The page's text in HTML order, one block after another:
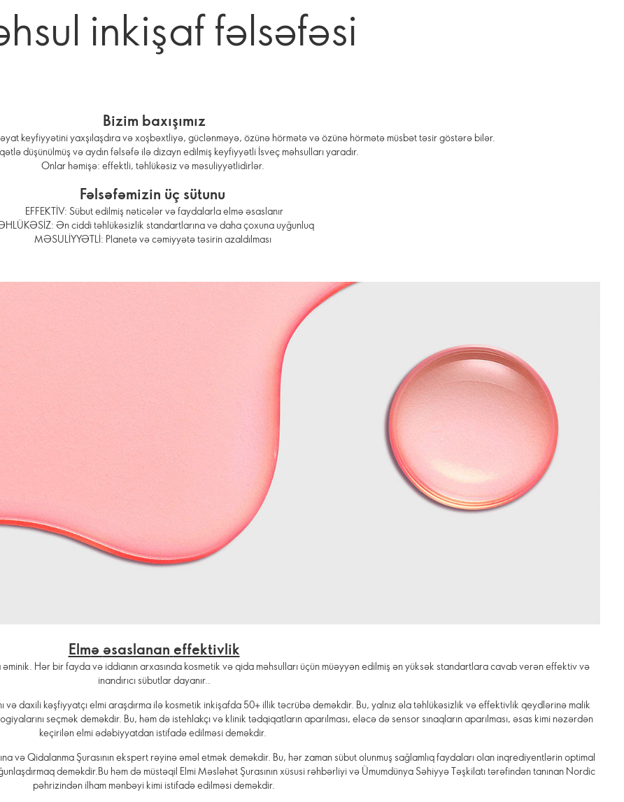
inkişaf fəlsəfəsi
Bizim baxışımız
keyfiyyətini yaxşılaşdıra və xoşbəxtliyə, güclənməyə, özünə hörmətə və özünə hörmətə müsbət təsir göstərə bilər.
düşünülmüş və aydın fəlsəfə ilə dizayn edilmiş keyfiyyətli İsveç məhsulları yaradır.
Onlar həmişə: effektli, təhlükəsiz və məsuliyyətlidirlər.
Fəlsəfəmizin üç sütunu
EFFEKTİV: Sübut edilmiş nəticələr və faydalarla elmə əsaslanır
Ən ciddi təhlükəsizlik standartlarına və daha çoxuna uyğunluq
MƏSULİYYƏTLİ: Planetə və cəmiyyətə təsirin azaldılması
Elmə əsaslanan effektivlik
əminik. Hər bir fayda və iddianın arxasında kosmetik və qida məhsulları üçün müəyyən edilmiş ən yüksək standartlara cavab verən effektiv və
inandırıcı sübutlar dayanır..
daxili kəşfiyyatçı elmi araşdırma ilə kosmetik inkişafda 50+ illik təcrübə deməkdir. Bu, yalnız əla təhlükəsizlik və effektivlik qeydlərinə malik
seçmək deməkdir. Bu, həm də istehlakçı və klinik tədqiqatların aparılması, eləcə də sensor sınaqların aparılması, əsas kimi nəzərdən
keçirilən elmi ədəbiyyatdan istifadə edilməsi deməkdir.
və Qidalanma Şurasının ekspert rəyinə əməl etmək deməkdir. Bu, hər zaman sübut olunmuş sağlamlıq faydaları olan inqrediyentlərin optimal
deməkdir.Bu həm də müstəqil Elmi Məsləhət Şurasının xüsusi rəhbərliyi və Ümumdünya Səhiyyə Təşkilatı tərəfindən tanınan Nordic
pəhrizindən ilham mənbəyi kimi istifadə edilməsi deməkdir.